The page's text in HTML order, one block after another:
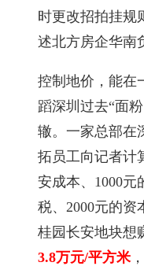
时更改招拍挂规
述北方房企华南
控制地价，能在
蹈深圳过去“面
辙。一家总部在
拓员工向记者计
安成本、1000元
税、2000元的资
桂园长安地块想
3.8万元/平方米